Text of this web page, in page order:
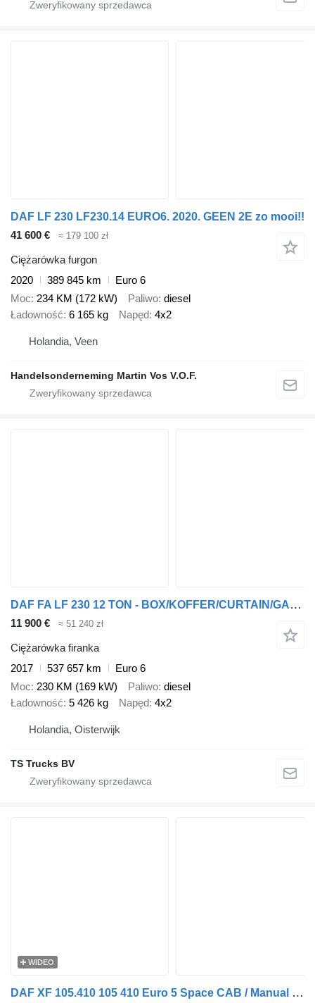
DAF LF 230 LF230.14 EURO6. 2020. GEEN 2E zo mooi!!
41 600 €
≈ 179 100 zł
Ciężarówka furgon
2020
389 845 km
Euro 6
Moc 234 KM (172 kW) Paliwo diesel
Ładowność 6 165 kg Napęd 4x2
Holandia, Veen
Handelsonderneming Martin Vos V.O.F.
DAF FA LF 230 12 TON - BOX/KOFFER/CURTAIN/GARDINEN - TACHO 2 - MANUA
11 900 € ≈ 51 240 zł
Ciężarówka firanka
2017
537 657 km
Euro 6
Moc 230 KM (169 kW) Paliwo diesel
Ładowność 5 426 kg Napęd 4x2
Holandia, Oisterwijk
TS Trucks BV
WIDEO
DAF XF 105.410 105 410 Euro 5 Space CAB / Manual Gearbox / Driving L